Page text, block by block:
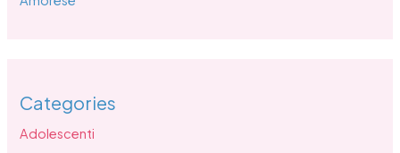
Categories
Adolescenti